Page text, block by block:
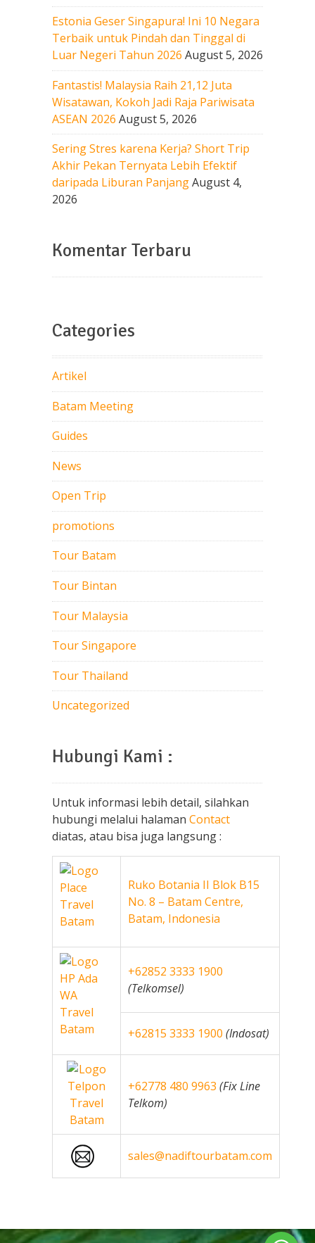
Estonia Geser Singapura! Ini 10 Negara
Terbaik untuk Pindah dan Tinggal di
Luar Negeri Tahun 2026 August 5, 2026
Fantastis! Malaysia Raih 21,12 Juta
Wisatawan, Kokoh Jadi Raja Pariwisata
ASEAN 2026 August 5, 2026
Sering Stres karena Kerja? Short Trip
Akhir Pekan Ternyata Lebih Efektif
daripada Liburan PanjangAugust 4,
2026
Komentar Terbaru
Categories
Artikel
Batam Meeting
Guides
News
Open Trip
promotions
Tour Batam
Tour Bintan
Tour Malaysia
Tour Singapore
Tour Thailand
Uncategorized
Hubungi Kami :
Untuk informasi lebih detail, silahkan
hubungi melalui halaman Contact
diatas, atau bisa juga langsung :
Ruko Botania II Blok B15
No. 8 – Batam Centre,
Batam, Indonesia
+62852 3333 1900
(Telkomsel)
+62815 3333 1900 (Indosat)
+62778 480 9963 (Fix Line
Telkom)
sales@nadiftourbatam.com